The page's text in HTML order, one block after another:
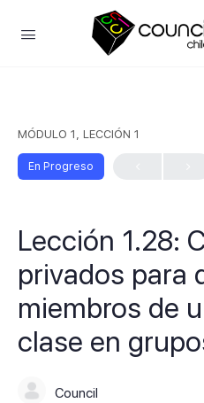
MÓDULO 1, LECCIÓN 1
En Progreso
Lección 1.28:
privados para
miembros de
clase en
Council